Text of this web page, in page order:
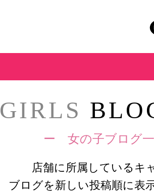
GIRLS
ー 女の子ブログ
店舗に所属しているキ
ブログを新しい投稿順に表